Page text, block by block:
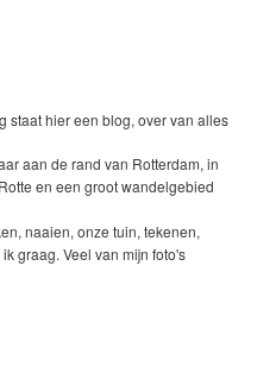
staat hier een blog, over van alles
aan de rand van Rotterdam, in
en een groot wandelgebied
naaien, onze tuin, tekenen,
graag. Veel van mijn foto's